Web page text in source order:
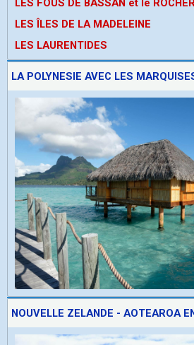
LES FOUS DE BASSAN et le
LES ÎLES DE LA MADELEINE
LES LAURENTIDES
LA POLYNESIE AVEC LES
NOUVELLE ZELANDE - AOTEAROA